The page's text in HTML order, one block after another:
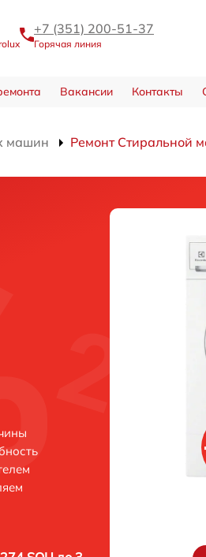
+7 (351) 200-51-37
Горячая линия
Вакансии Контакты
машин Ремонт Стиральной